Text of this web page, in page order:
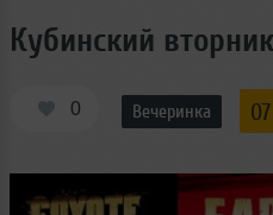
Кубинский вторник
0 Вечеринка